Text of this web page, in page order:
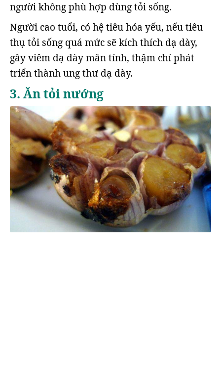
người không phù hợp dùng tỏi sống.
Người cao tuổi, có hệ tiêu hóa yếu, nếu tiêu
thụ tỏi sống quá mức sẽ kích thích dạ dày,
gây viêm dạ dày mãn tính, thậm chí phát
triển thành ung thư dạ dày.
3. Ăn tỏi nướng